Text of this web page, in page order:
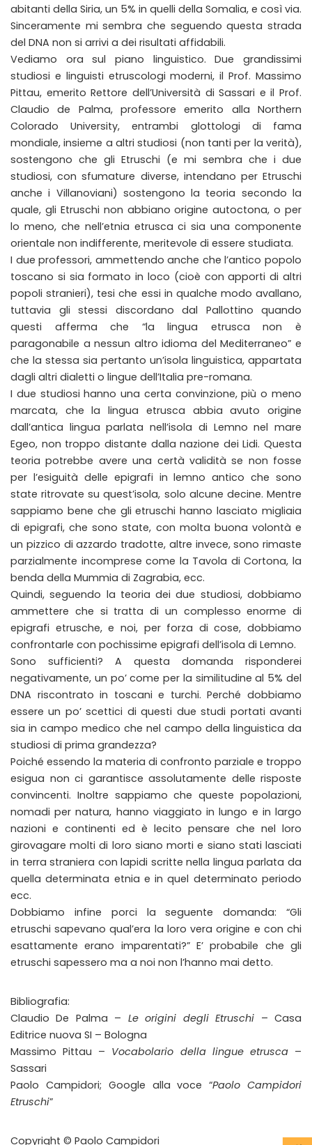
abitanti della Siria, un 5% in quelli della Somalia, e così via.
Sinceramente mi sembra che seguendo questa strada
del DNA non si arrivi a dei risultati affidabili.
Vediamo ora sul piano linguistico. Due grandissimi
studiosi e linguisti etruscologi moderni, il Prof. Massimo
Pittau, emerito Rettore dell’Università di Sassari e il Prof.
Claudio de Palma, professore emerito alla Northern
Colorado University, entrambi glottologi di fama
mondiale, insieme a altri studiosi (non tanti per la verità),
sostengono che gli Etruschi (e mi sembra che i due
studiosi, con sfumature diverse, intendano per Etruschi
anche i Villanoviani) sostengono la teoria secondo la
quale, gli Etruschi non abbiano origine autoctona, o per
lo meno, che nell’etnia etrusca ci sia una componente
orientale non indifferente, meritevole di essere studiata.
I due professori, ammettendo anche che l’antico popolo
toscano si sia formato in loco (cioè con apporti di altri
popoli stranieri), tesi che essi in qualche modo avallano,
tuttavia gli stessi discordano dal Pallottino quando
questi afferma che “la lingua etrusca non è
paragonabile a nessun altro idioma del Mediterraneo” e
che la stessa sia pertanto un’isola linguistica, appartata
dagli altri dialetti o lingue dell’Italia pre-romana.
I due studiosi hanno una certa convinzione, più o meno
marcata, che la lingua etrusca abbia avuto origine
dall’antica lingua parlata nell’isola di Lemno nel mare
Egeo, non troppo distante dalla nazione dei Lidi. Questa
teoria potrebbe avere una certà validità se non fosse
per l’esiguità delle epigrafi in lemno antico che sono
state ritrovate su quest’isola, solo alcune decine. Mentre
sappiamo bene che gli etruschi hanno lasciato migliaia
di epigrafi, che sono state, con molta buona volontà e
un pizzico di azzardo tradotte, altre invece, sono rimaste
parzialmente incomprese come la Tavola di Cortona, la
benda della Mummia di Zagrabia, ecc.
Quindi, seguendo la teoria dei due studiosi, dobbiamo
ammettere che si tratta di un complesso enorme di
epigrafi etrusche, e noi, per forza di cose, dobbiamo
confrontarle con pochissime epigrafi dell’isola di Lemno.
Sono sufficienti? A questa domanda risponderei
negativamente, un po’ come per la similitudine al 5% del
DNA riscontrato in toscani e turchi. Perché dobbiamo
essere un po’ scettici di questi due studi portati avanti
sia in campo medico che nel campo della linguistica da
studiosi di prima grandezza?
Poiché essendo la materia di confronto parziale e troppo
esigua non ci garantisce assolutamente delle risposte
convincenti. Inoltre sappiamo che queste popolazioni,
nomadi per natura, hanno viaggiato in lungo e in largo
nazioni e continenti ed è lecito pensare che nel loro
girovagare molti di loro siano morti e siano stati lasciati
in terra straniera con lapidi scritte nella lingua parlata da
quella determinata etnia e in quel determinato periodo
ecc.
Dobbiamo infine porci la seguente domanda: “Gli
etruschi sapevano qual’era la loro vera origine e con chi
esattamente erano imparentati?” E’ probabile che gli
etruschi sapessero ma a noi non l’hanno mai detto.
Bibliografia:
Claudio De Palma – Le origini degli Etruschi – Casa
Editrice nuova SI – Bologna
Massimo Pittau – Vocabolario della lingue etrusca–
Sassari
Paolo Campidori; Google alla voce “Paolo Campidori
Etruschi”
Copyright © Paolo Campidori